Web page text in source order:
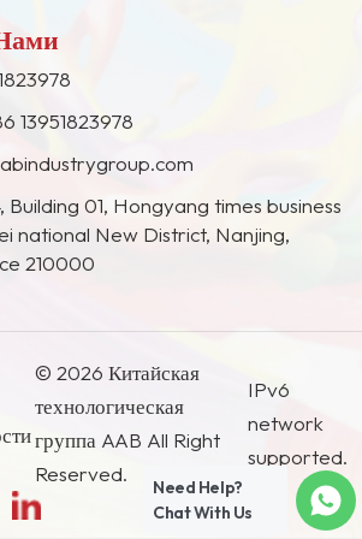
производства. По сравнению с
пастой, покупка готовой цветной
для непосредственного
пасты имеет следующие
размерыЦветная паста собственной
+ энергопотребление +
закупки)Сэкономьте 20%+ на
цикл8-12 часов/партияГотово к
к отклонению)Δe
Азии, Японии, Южной
и регионах.
13951823978
Building 01, Hongyang times business
national New District, Nanjing,
210000
© 2026 Китайская
технологическая
группа AAB All Right
Reserved.
IPv6
network
supported.
Need Help?
Chat With Us